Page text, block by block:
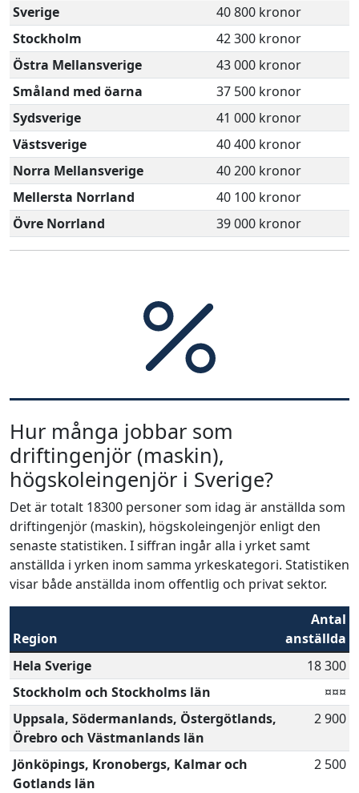
Sverige
40 800 kronor
Stockholm
42 300 kronor
Östra Mellansverige
43 000 kronor
Småland med öarna
37 500 kronor
Sydsverige
41 000 kronor
Västsverige
40 400 kronor
Norra Mellansverige
40 200 kronor
Mellersta Norrland
40 100 kronor
Övre Norrland
39 000 kronor
Hur många jobbar som
driftingenjör (maskin),
högskoleingenjör i Sverige?
Det är totalt 18300 personer som idag är anställda som
driftingenjör (maskin), högskoleingenjör enligt den
senaste statistiken. I siffran ingår alla i yrket samt
anställda i yrken inom samma yrkeskategori. Statistiken
visar både anställda inom offentlig och privat sektor.
Region
Antal
anställda
Hela Sverige
18 300
Stockholm och Stockholms län
¤¤¤
Uppsala, Södermanlands, Östergötlands,
Örebro och Västmanlands län
2 900
Jönköpings, Kronobergs, Kalmar och
Gotlands län
2 500